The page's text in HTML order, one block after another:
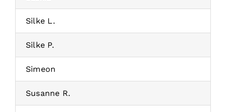
Silke L.
Silke P.
Simeon
Susanne R.